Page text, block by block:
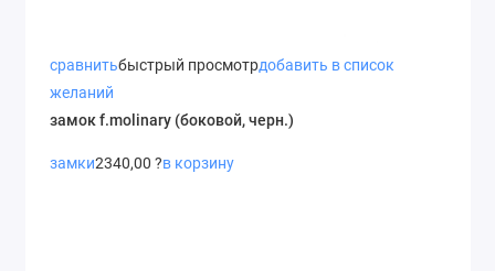
сравнитьбыстрый просмотрдобавить в список
желаний
замок f.molinary (боковой, черн.)
замки2340,00 ?в корзину